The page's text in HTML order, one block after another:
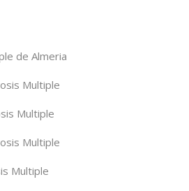
de Almeria
Multiple
Multiple
Multiple
Multiple